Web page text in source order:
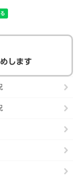
します